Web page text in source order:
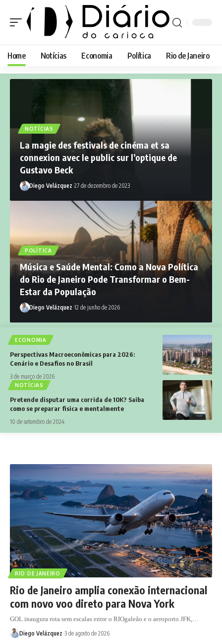
Home Notícias Economia Política Rio de Janeiro
Diego Velázquez 18 de dezembro de 2025
NOTÍCIAS
La magie des festivals de cinéma et sa
connexion avec le public sur l’optique de
Gustavo Beck
Diego Velázquez 27 de dezembro de 2023
POLÍTICA
Música e Saúde Mental: Como a Nova Política
do Rio de Janeiro Pode Transformar o Bem-
Estar da População
Diego Velázquez 12 de junho de 2026
ECONOMIA
Perspectivas Macroeconômicas para 2026:
Cenário e Desafios no Brasil
3 de março de 2026
NOTÍCIAS
Pretende disputar uma corrida de 10K? Saiba
como se preparar fisica e mentalmente
10 de setembro de 2024
RIO DE JANEIRO
Rio de Janeiro amplia conexão internacional
com novo voo direto para Nova York
GOL inaugura rota sem escalas entre o RIOgaleão e o aeroporto JFK,…
Diego Velázquez 3 de agosto de 2026